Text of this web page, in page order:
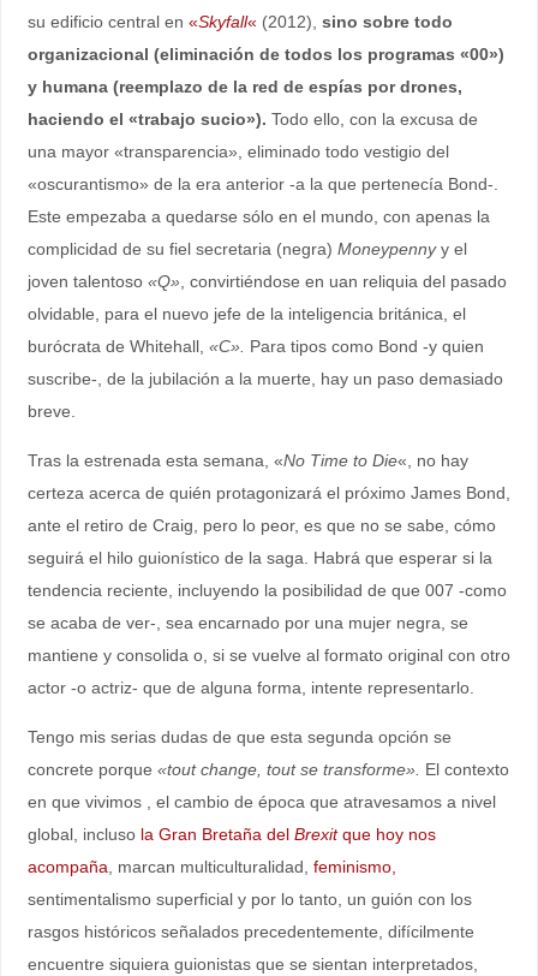
su edificio central en «Skyfall« (2012), sino sobre todo
organizacional (eliminación de todos los programas «00»)
y humana (reemplazo de la red de espías por drones,
haciendo el «trabajo sucio»). Todo ello, con la excusa de
una mayor «transparencia», eliminado todo vestigio del
«oscurantismo» de la era anterior -a la que pertenecía Bond-.
Este empezaba a quedarse sólo en el mundo, con apenas la
complicidad de su fiel secretaria (negra) Moneypennyy el
joven talentoso «Q» , convirtiéndose en uan reliquia del pasado
olvidable, para el nuevo jefe de la inteligencia británica, el
burócrata de Whitehall, «C». Para tipos como Bond -y quien
suscribe-, de la jubilación a la muerte, hay un paso demasiado
breve.
Tras la estrenada esta semana, «No Time to Die«, no hay
certeza acerca de quién protagonizará el próximo James Bond,
ante el retiro de Craig, pero lo peor, es que no se sabe, cómo
seguirá el hilo guionístico de la saga. Habrá que esperar si la
tendencia reciente, incluyendo la posibilidad de que 007 -como
se acaba de ver-, sea encarnado por una mujer negra, se
mantiene y consolida o, si se vuelve al formato original con otro
actor -o actriz- que de alguna forma, intente representarlo.
Tengo mis serias dudas de que esta segunda opción se
concrete porque «tout change, tout se transforme». El contexto
en que vivimos , el cambio de época que atravesamos a nivel
global, incluso la Gran Bretaña del Brexitque hoy nos
acompaña, marcan multiculturalidad, feminismo,
sentimentalismo superficial y por lo tanto, un guión con los
rasgos históricos señalados precedentemente, difícilmente
encuentre siquiera guionistas que se sientan interpretados,